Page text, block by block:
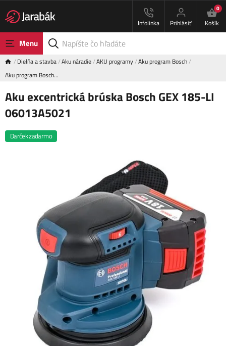
Infolinka Prihlásiť
0
Košík
Menu
Dielňa a stavba Aku náradie AKU programy Aku program Bosch
Aku program Bosch…
Aku excentrická brúska Bosch GEX 185-LI
06013A5021
Darček zadarmo